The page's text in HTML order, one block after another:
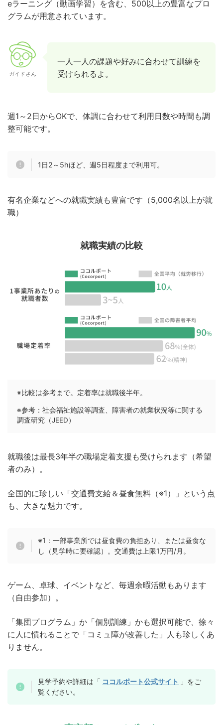
eラーニング（動画学習）を含む、500以上の豊富なプロ
グラムが用意されています。
ガイドさん
一人一人の課題や好みに合わせて訓練を
受けられるよ。
週1～2日からOKで、体調に合わせて利用日数や時間も調
整可能です。
1日2～5hほど、週5日程度まで利用可。
有名企業などへの就職実績も豊富です（5,000名以上が就
職）
就職実績の比較
※比較は参考まで。定着率は就職後半年。
※参考：社会福祉施設等調査、障害者の就業状況等に関する
調査研究（JEED）
就職後は最長3年半の職場定着支援も受けられます（希望
者のみ）。
全国的に珍しい「交通費支給＆昼食無料（※1）」という点
も、大きな魅力です。
※1：一部事業所では昼食費の負担あり、または昼食な
し（見学時に要確認）。交通費は上限1万円/月。
ゲーム、卓球、イベントなど、毎週余暇活動もあります
（自由参加）。
「集団プログラム」か「個別訓練」かも選択可能で、徐々
に人に慣れることで「コミュ障が改善した」人も珍しくあ
りません。
見学予約や詳細は「 ココルポート公式サイト 」をご
覧ください。